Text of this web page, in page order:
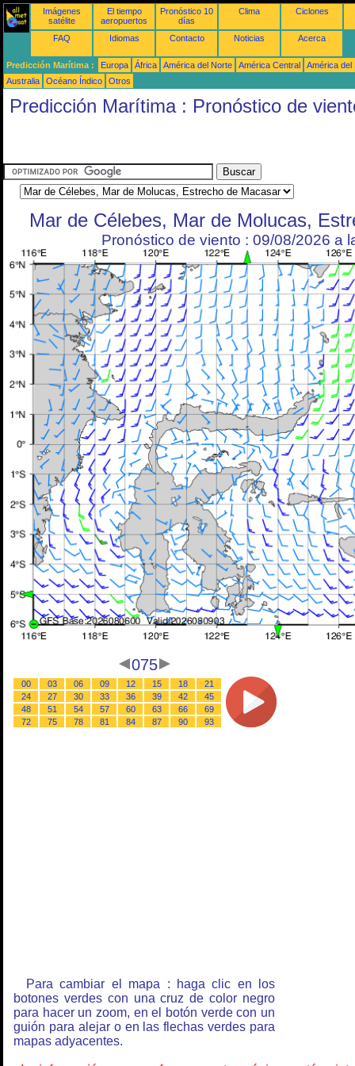
Imágenes
satélite
El tiempo
aeropuertos
Pronóstico 10
días
Clima Ciclones
FAQ Idiomas Contacto Noticias Acerca
Predicción Marítima : Europa África América del Norte América Central
América del
Australia
Océano Índico Otros
Predicción Marítima : Pronóstico de
Mar de Célebes, Mar de Molucas,
Pronóstico de viento : 09/08/2026 a
075
00 03 06 09 12 15 18
21
24
27 30 33 36 39 42
45
48
51 54 57 60 63 66
69
72
75 78 81 84 87 90 93
Para cambiar el mapa : haga clic en los
botones verdes con una cruz de color negro
para hacer un zoom, en el botón verde con un
guión para alejar o en las flechas verdes para
mapas adyacentes.